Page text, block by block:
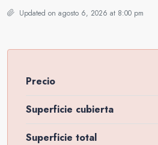
Updated on agosto 6, 2026 at 8:00 pm
Precio
Superficie cubierta
Superficie total